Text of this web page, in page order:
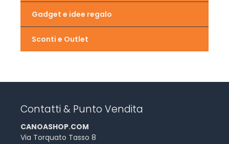
Gadget e idee regalo
Sconti e Outlet
Contatti & Punto Vendita
CANOASHOP.COM
Via Torquato Tasso 8